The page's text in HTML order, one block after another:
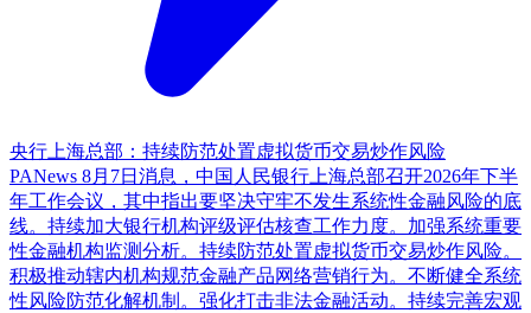
央行上海总部：持续防范处置虚拟货币交易炒作风险
PANews 8月7日消息，中国人民银行上海总部召开2026年下半
年工作会议，其中指出要坚决守牢不发生系统性金融风险的底
线。持续加大银行机构评级评估核查工作力度。加强系统重要
性金融机构监测分析。持续防范处置虚拟货币交易炒作风险。
积极推动辖内机构规范金融产品网络营销行为。不断健全系统
性风险防范化解机制。强化打击非法金融活动。持续完善宏观